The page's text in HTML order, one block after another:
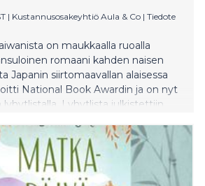
| Kustannusosakeyhtiö Aula & Co | Tiedote
on maukkaalla ruoalla
romaani kahden naisen
Japanin siirtomaavallan alaisessa
National Book Awardin ja on nyt
lyhytlistalla. Lyhytlista julkistettiin